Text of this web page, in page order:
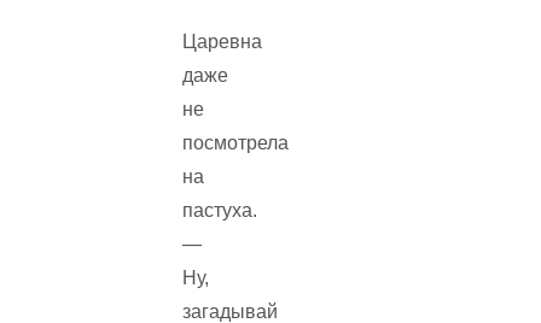
Царевна
даже
не
посмотрела
на
пастуха.
—
Ну,
загадывай